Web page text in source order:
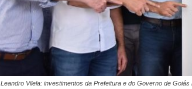
Leandro Vilela: investimentos da Prefeitura e do Governo de